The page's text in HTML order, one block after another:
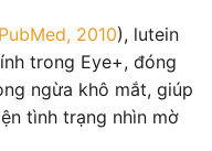
PubMed, 2010), lutein
trong Eye+, đóng
ngừa khô mắt, giúp
tình trạng nhìn mờ